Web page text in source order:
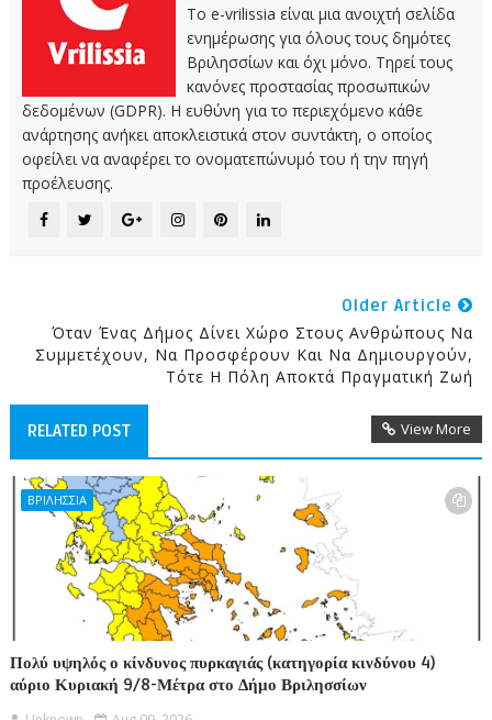
Το e-vrilissia είναι μια ανοιχτή σελίδα
ενημέρωσης για όλους τους δημότες
Βριλησσίων και όχι μόνο. Τηρεί τους
κανόνες προστασίας προσωπικών
δεδομένων (GDPR). Η ευθύνη για το περιεχόμενο κάθε
ανάρτησης ανήκει αποκλειστικά στον συντάκτη, ο οποίος
οφείλει να αναφέρει το ονοματεπώνυμό του ή την πηγή
προέλευσης.
Older Article
Όταν Ένας Δήμος Δίνει Χώρο Στους Ανθρώπους Να
Συμμετέχουν, Να Προσφέρουν Και Να Δημιουργούν,
Τότε Η Πόλη Αποκτά Πραγματική Ζωή
RELATED POST View More
ΒΡΙΛΗΣΣΙΑ
Πολύ υψηλός ο κίνδυνος πυρκαγιάς (κατηγορία κινδύνου 4)
αύριο Κυριακή 9/8-Μέτρα στο Δήμο Βριλησσίων